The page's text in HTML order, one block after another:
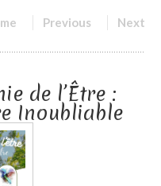
Previous Next
de l’Être :
Inoubliable